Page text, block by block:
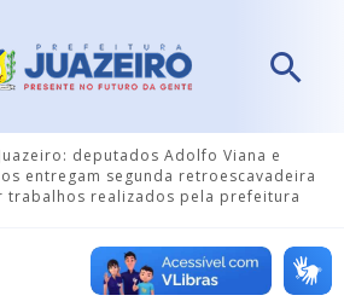
deputados Adolfo Viana e
entregam segunda retroescavadeira
trabalhos realizados pela prefeitura